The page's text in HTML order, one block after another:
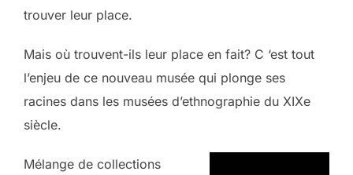
trouver leur place.
Mais où trouvent-ils leur place en fait? C ‘est tout
l’enjeu de ce nouveau musée qui plonge ses
racines dans les musées d’ethnographie du XIXe
siècle.
Mélange de collections